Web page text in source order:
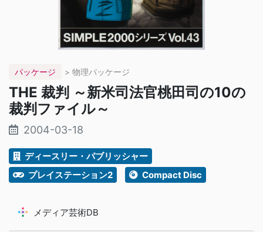
パッケージ > 物理パッケージ
THE 裁判 ～新米司法官桃田司の10の
裁判ファイル～
2004-03-18
ディースリー・パブリッシャー
プレイステーション2
Compact Disc
メディア芸術DB